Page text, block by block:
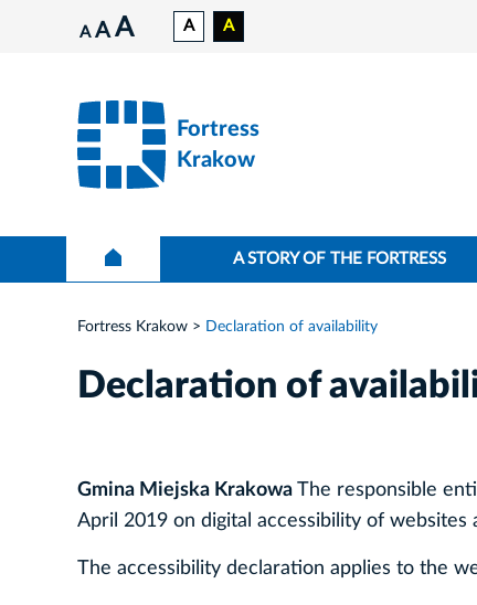
A A A A A
Fortress
Krakow
A STORY OF THE FORTRESS
Fortress Krakow Declaration of availability
Declaration of
Gmina Miejska Krakowa The responsible
April 2019 on digital accessibility of
The accessibility declaration applies to the